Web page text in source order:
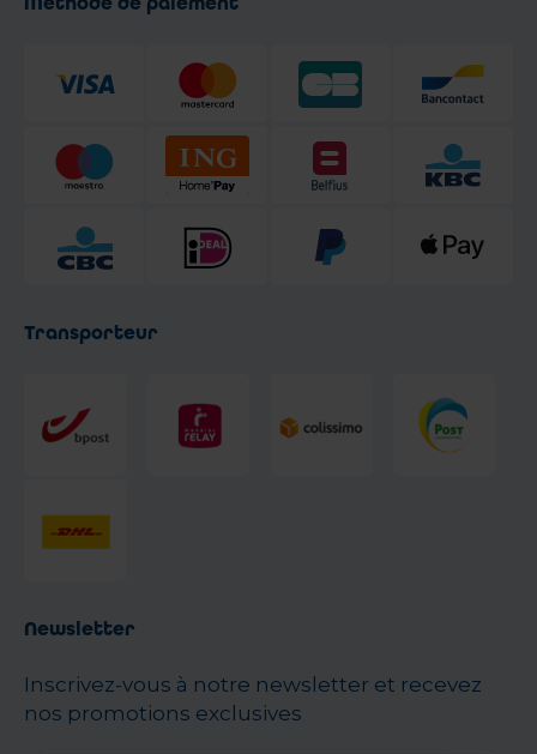
Transporteur
Newsletter
Inscrivez-vous à notre newsletter et recevez
nos promotions exclusives